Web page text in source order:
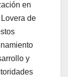
en
de
y